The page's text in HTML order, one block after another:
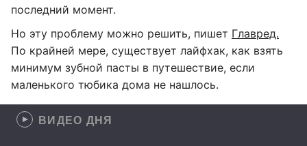
последний момент.
Но эту проблему можно решить, пишет Главред.
По крайней мере, существует лайфхак, как взять
минимум зубной пасты в путешествие, если
маленького тюбика дома не нашлось.
ВИДЕО ДНЯ